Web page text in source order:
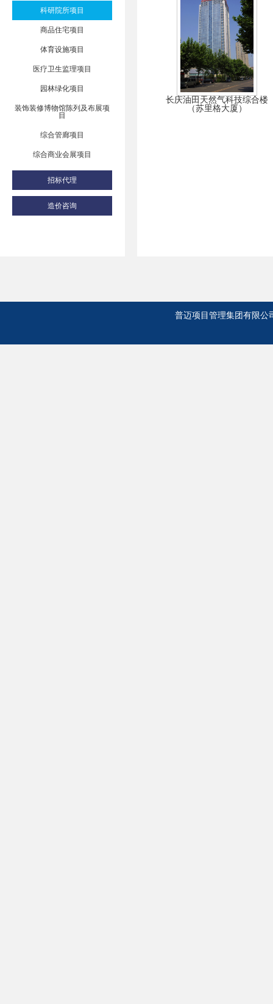
科研院所项目
商品住宅项目
体育设施项目
医疗卫生监理项目
园林绿化项目
装饰装修博物馆陈列及布展项
目
综合管廊项目
综合商业会展项目
招标代理
造价咨询
长庆油田天然气科技综合楼
（苏里格大厦）
普迈项目管理集团有限公